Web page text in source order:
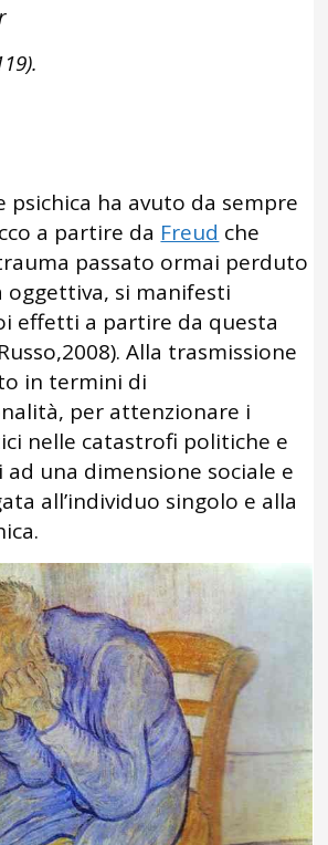
psichica ha avuto da sempre
a partire da Freud che
passato ormai perduto
oggettiva, si manifesti
effetti a partire da questa
Alla trasmissione
in termini di
per attenzionare i
nelle catastrofi politiche e
ad una dimensione sociale e
all’individuo singolo e alla